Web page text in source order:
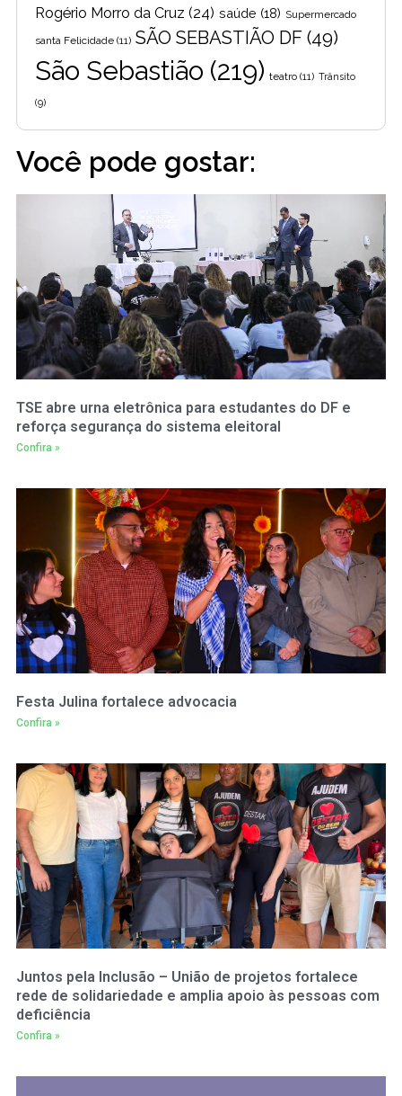
Rogério Morro da Cruz (24) saúde (18) Supermercado
santa Felicidade (11) SÃO SEBASTIÃO DF (49)
São Sebastião (219) teatro (11) Trânsito
(9)
Você pode gostar:
TSE abre urna eletrônica para estudantes do DF e
reforça segurança do sistema eleitoral
Confira »
Festa Julina fortalece advocacia
Confira »
Juntos pela Inclusão – União de projetos fortalece
rede de solidariedade e amplia apoio às pessoas com
deficiência
Confira »